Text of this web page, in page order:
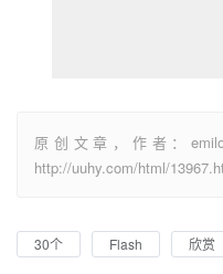
原创文章，作者：
http://uuhy.com/html/
30个 Flash 欣赏